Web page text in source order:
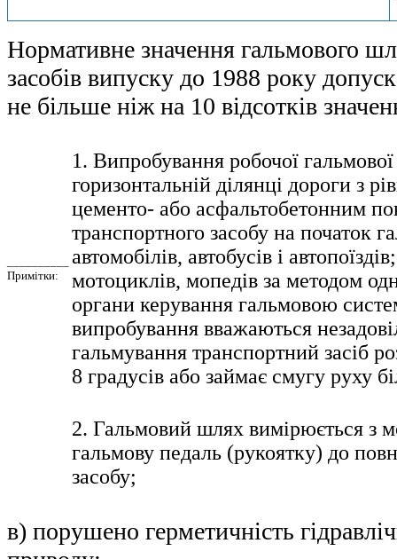
Нормативне значення гальмового
засобів випуску до 1988 року
не більше ніж на 10 відсотків
Примітки:
1. Випробування робочої
горизонтальній ділянці дороги з
цементо- або асфальтобетонним
транспортного засобу на початок
автомобілів, автобусів і
мотоциклів, мопедів за методом
органи керування гальмовою
випробування вважаються
гальмування транспортний засіб
8 градусів або займає смугу руху
2. Гальмовий шлях вимірюється з
гальмову педаль (рукоятку) до
засобу;
в) порушено герметичність